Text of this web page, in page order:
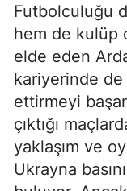
Futbolculuğu
hem de kulüp
elde eden
kariyerinde de
ettirmeyi
çıktığı
yaklaşım ve
Ukrayna